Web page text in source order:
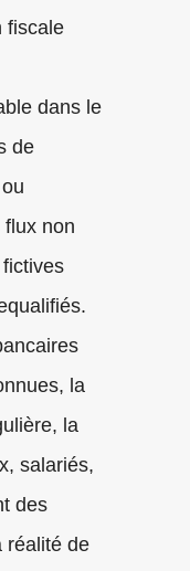
fiscale
dans le
de
flux non
la
la
salariés,
des
réalité de